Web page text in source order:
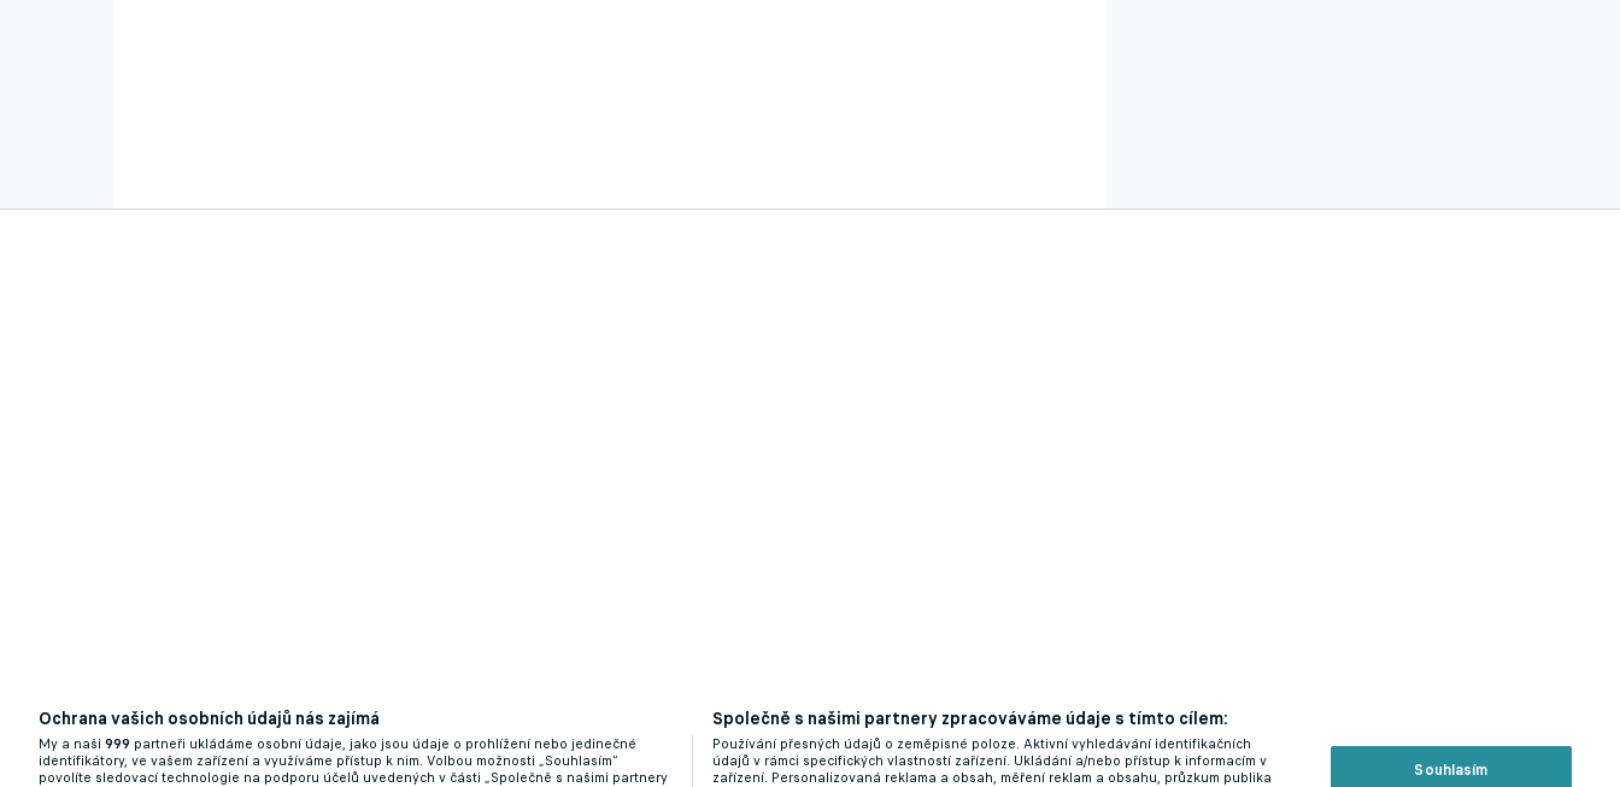
Ochrana vašich osobních údajů nás zajímá
My a naši 999 partneři ukládáme osobní údaje, jako jsou údaje o prohlížení nebo jedinečné
identifikátory, ve vašem zařízení a využíváme přístup k nim. Volbou možnosti „Souhlasím“
povolíte sledovací technologie na podporu účelů uvedených v části „Společně s našimi partnery
Společně s našimi partnery zpracováváme údaje s tímto cílem:
Používání přesných údajů o zeměpisné poloze. Aktivní vyhledávání identifikačních
údajů v rámci specifických vlastností zařízení. Ukládání a/nebo přístup k informacím v
zařízení. Personalizovaná reklama a obsah, měření reklam a obsahu, průzkum publika
Souhlasím